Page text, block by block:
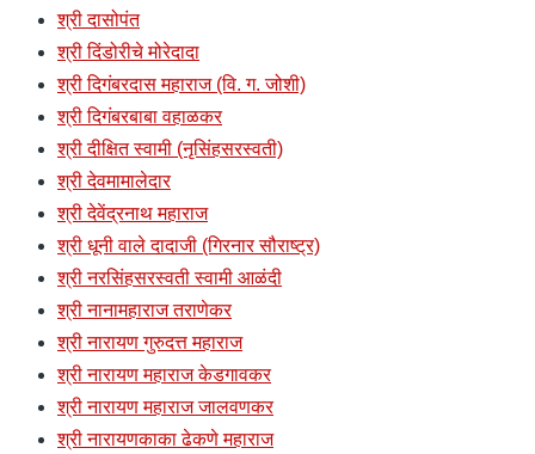
श्री दासोपंत
श्री दिंडोरीचे मोरेदादा
श्री दिगंबरदास महाराज (वि. ग. जोशी)
श्री दिगंबरबाबा वहाळकर
श्री दीक्षित स्वामी (नृसिंहसरस्वती)
श्री देवमामालेदार
श्री देवेंद्रनाथ महाराज
श्री धूनी वाले दादाजी (गिरनार सौराष्ट्र)
श्री नरसिंहसरस्वती स्वामी आळंदी
श्री नानामहाराज तराणेकर
श्री नारायण गुरुदत्त महाराज
श्री नारायण महाराज केडगावकर
श्री नारायण महाराज जालवणकर
श्री नारायणकाका ढेकणे महाराज